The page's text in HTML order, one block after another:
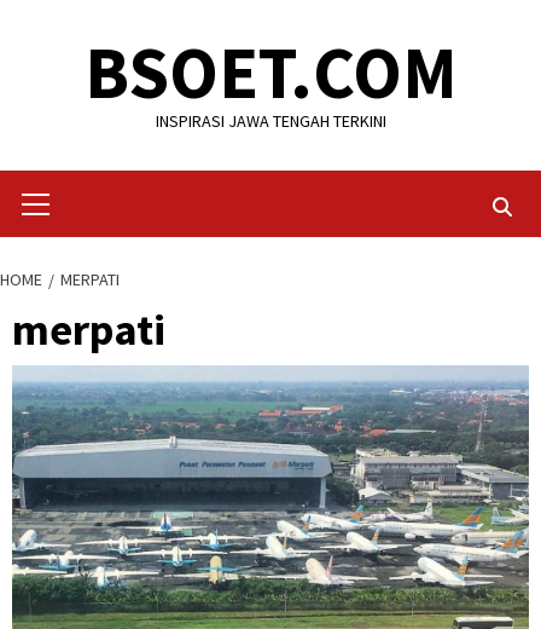
BSOET.COM
INSPIRASI JAWA TENGAH TERKINI
Menu
HOME MERPATI
merpati